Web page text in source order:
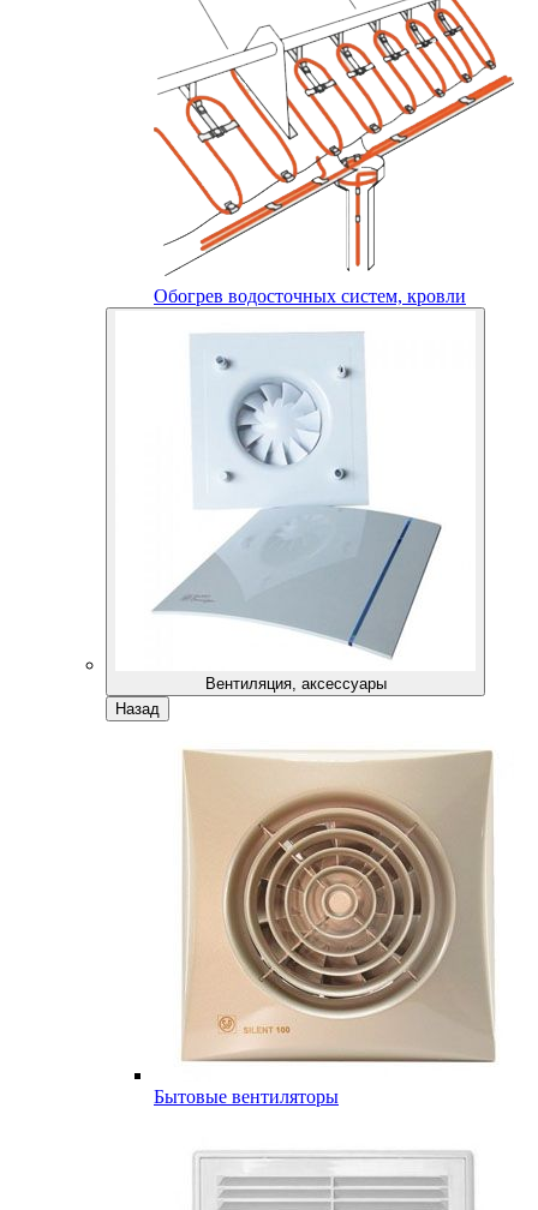
Обогрев водосточных систем, кровли
Вентиляция, аксессуары
Назад
Бытовые вентиляторы